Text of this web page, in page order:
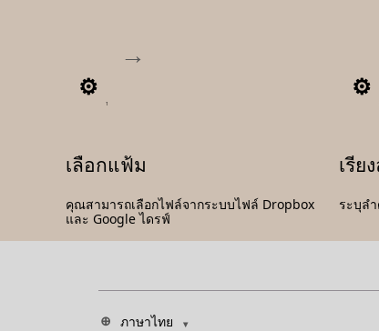
1
เลือกแฟ้ม
คุณสามารถเลือกไฟล์จากระบบไฟล์ Dropbox
และ Google ไดรฟ์
เรีย
ระบุล
ภาษาไทย